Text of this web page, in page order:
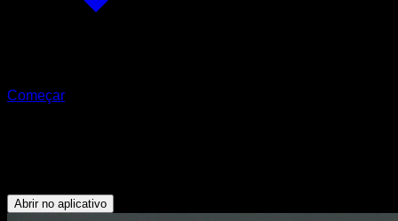
Começar
Abrir no aplicativo